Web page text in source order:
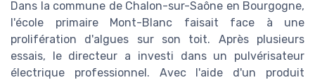
Dans la commune de Chalon-sur-Saône en Bourgogne,
l'école primaire Mont-Blanc faisait face à une
prolifération d'algues sur son toit. Après plusieurs
essais, le directeur a investi dans un pulvérisateur
électrique professionnel. Avec l'aide d'un produit